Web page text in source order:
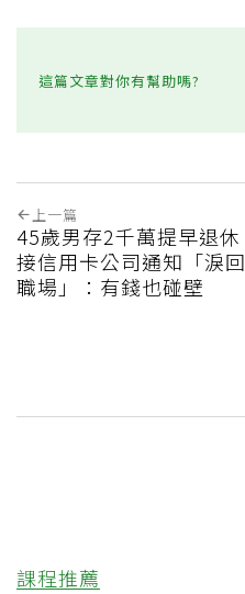
這篇文章對你有幫助嗎?
上一篇
45歲男存2千萬提早退休
接信用卡公司通知「淚回
職場」：有錢也碰壁
課程推薦